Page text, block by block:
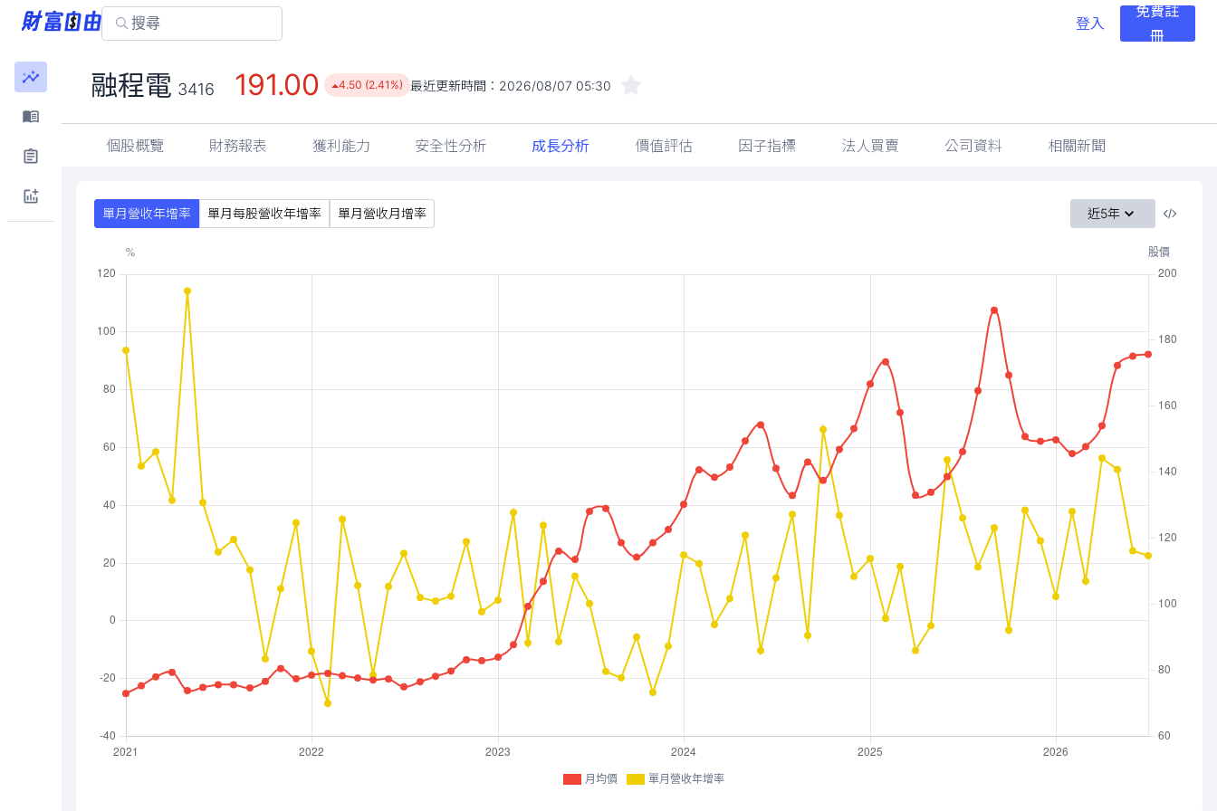
登入
免費註
冊
融程電 3416 191.00 4.50 (2.41%) 最近更新時間： 2026/08/07 05:30
個股概覽 財務報表 獲利能力 安全性分析 成長分析 價值評估 因子指標 法人買賣 公司資料 相關新聞
單月營收年增率 單月每股營收年增率 單月營收月增率 近5年
月均價 單月營收年增率